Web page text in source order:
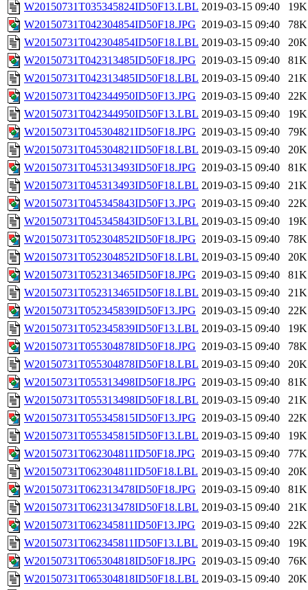
W20150731T035345824ID50F13.LBL 2019-03-15 09:40
19K
W20150731T042304854ID50F18.JPG 2019-03-15 09:40
78K
W20150731T042304854ID50F18.LBL 2019-03-15 09:40
20K
W20150731T042313485ID50F18.JPG 2019-03-15 09:40
81K
W20150731T042313485ID50F18.LBL 2019-03-15 09:40
21K
W20150731T042344950ID50F13.JPG 2019-03-15 09:40
22K
W20150731T042344950ID50F13.LBL 2019-03-15 09:40
19K
W20150731T045304821ID50F18.JPG 2019-03-15 09:40
79K
W20150731T045304821ID50F18.LBL 2019-03-15 09:40
20K
W20150731T045313493ID50F18.JPG 2019-03-15 09:40
81K
W20150731T045313493ID50F18.LBL 2019-03-15 09:40
21K
W20150731T045345843ID50F13.JPG 2019-03-15 09:40
22K
W20150731T045345843ID50F13.LBL 2019-03-15 09:40
19K
W20150731T052304852ID50F18.JPG 2019-03-15 09:40
78K
W20150731T052304852ID50F18.LBL 2019-03-15 09:40
20K
W20150731T052313465ID50F18.JPG 2019-03-15 09:40
81K
W20150731T052313465ID50F18.LBL 2019-03-15 09:40
21K
W20150731T052345839ID50F13.JPG 2019-03-15 09:40
22K
W20150731T052345839ID50F13.LBL 2019-03-15 09:40
19K
W20150731T055304878ID50F18.JPG 2019-03-15 09:40
78K
W20150731T055304878ID50F18.LBL 2019-03-15 09:40
20K
W20150731T055313498ID50F18.JPG 2019-03-15 09:40
81K
W20150731T055313498ID50F18.LBL 2019-03-15 09:40
21K
W20150731T055345815ID50F13.JPG 2019-03-15 09:40
22K
W20150731T055345815ID50F13.LBL 2019-03-15 09:40
19K
W20150731T062304811ID50F18.JPG 2019-03-15 09:40
77K
W20150731T062304811ID50F18.LBL 2019-03-15 09:40
20K
W20150731T062313478ID50F18.JPG 2019-03-15 09:40
81K
W20150731T062313478ID50F18.LBL 2019-03-15 09:40
21K
W20150731T062345811ID50F13.JPG 2019-03-15 09:40
22K
W20150731T062345811ID50F13.LBL 2019-03-15 09:40
19K
W20150731T065304818ID50F18.JPG 2019-03-15 09:40
76K
W20150731T065304818ID50F18.LBL 2019-03-15 09:40
20K